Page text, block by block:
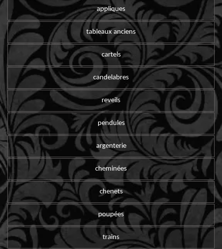
appliques
tableaux anciens
cartels
candelabres
reveils
pendules
argenterie
cheminées
chenets
poupées
trains